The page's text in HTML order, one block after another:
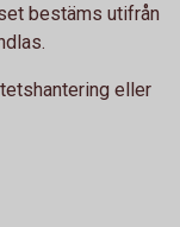
bestäms utifrån
eller